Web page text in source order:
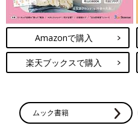
Amazonで購入
楽天ブックスで購入
ムック書籍